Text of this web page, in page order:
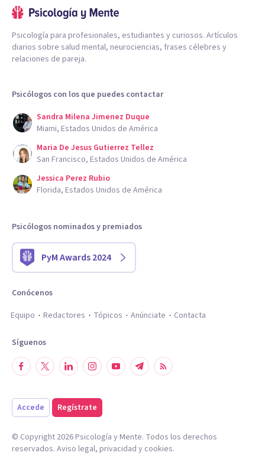
Psicología para profesionales, estudiantes y curiosos. Artículos
diarios sobre salud mental, neurociencias, frases célebres y
relaciones de pareja.
Psicólogos con los que puedes contactar
Sandra Milena Jimenez Duque
Miami, Estados Unidos de América
Maria De Jesus Gutierrez Tellez
San Francisco, Estados Unidos de América
Jessica Perez Rubio
Florida, Estados Unidos de América
Psicólogos nominados y premiados
PyM Awards 2024
Conócenos
Equipo
Redactores Tópicos Anúnciate Contacta
Síguenos
Accede Regístrate
© Copyright 2026Psicología y Mente. Todos los derechos
reservados. Aviso legal, privacidad y cookies.